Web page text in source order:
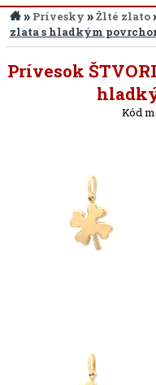
» Prívesky »Žlté zlato
zlata s hladkým
Prívesok
Kód